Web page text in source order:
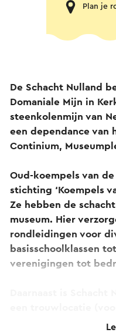
Plan je
De Schacht Nulland
Domaniale Mijn in
steenkolenmijn van
een dependance van
Continium,
Oud-koempels van
stichting ‘Koempels
Ze hebben de
museum. Hier
rondleidingen voor
basisschoolklassen
verenigingen tot
een trouwlocatie
de schacht zijn een